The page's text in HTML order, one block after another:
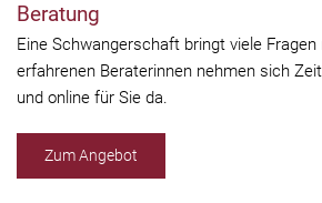
Beratung
Eine Schwangerschaft bringt viele
erfahrenen Beraterinnen nehmen sich
und online für Sie da.
Zum Angebot